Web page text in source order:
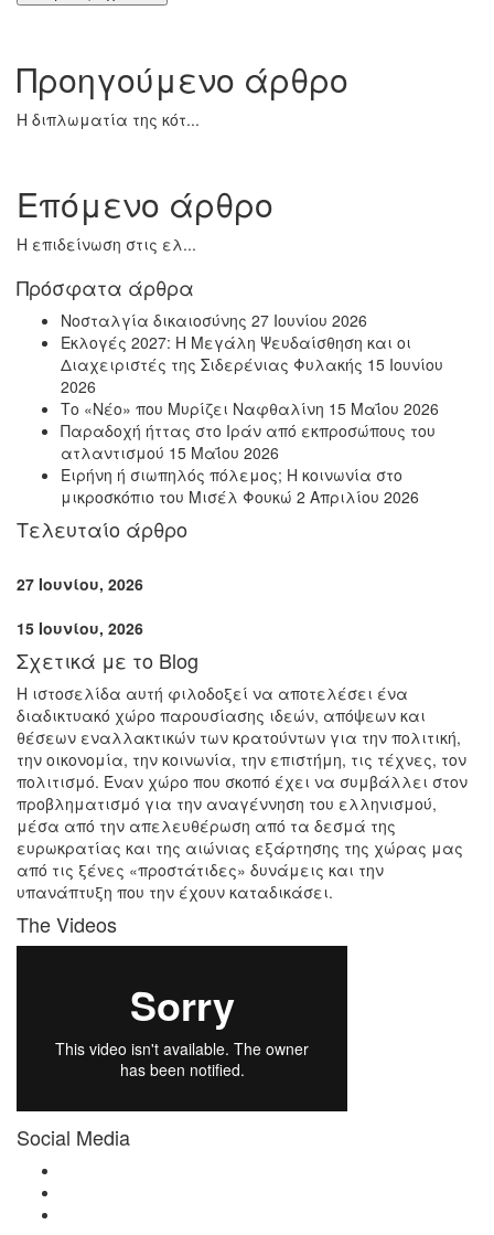
Προηγούμενο άρθρο
Η διπλωματία της κότ...
Επόμενο άρθρο
Η επιδείνωση στις ελ...
Πρόσφατα άρθρα
Νοσταλγία δικαιοσύνης 27 Ιουνίου 2026
Εκλογές 2027: Η Μεγάλη Ψευδαίσθηση και οι
Διαχειριστές της Σιδερένιας Φυλακής 15 Ιουνίου
2026
Το «Νέο» που Μυρίζει Ναφθαλίνη 15 Μαΐου 2026
Παραδοχή ήττας στο Ιράν από εκπροσώπους του
ατλαντισμού 15 Μαΐου 2026
Ειρήνη ή σιωπηλός πόλεμος; Η κοινωνία στο
μικροσκόπιο του Μισέλ Φουκώ 2 Απριλίου 2026
Τελευταίο άρθρο
27 Ιουνίου, 2026
15 Ιουνίου, 2026
Σχετικά με το Blog
Η ιστοσελίδα αυτή φιλοδοξεί να αποτελέσει ένα
διαδικτυακό χώρο παρουσίασης ιδεών, απόψεων και
θέσεων εναλλακτικών των κρατούντων για την πολιτική,
την οικονομία, την κοινωνία, την επιστήμη, τις τέχνες, τον
πολιτισμό. Έναν χώρο που σκοπό έχει να συμβάλλει στον
προβληματισμό για την αναγέννηση του ελληνισμού,
μέσα από την απελευθέρωση από τα δεσμά της
ευρωκρατίας και της αιώνιας εξάρτησης της χώρας μας
από τις ξένες «προστάτιδες» δυνάμεις και την
υπανάπτυξη που την έχουν καταδικάσει.
The Videos
Social Media